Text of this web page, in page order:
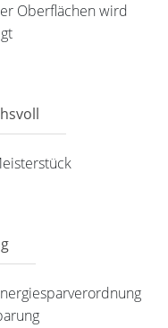
Oberflächen wird